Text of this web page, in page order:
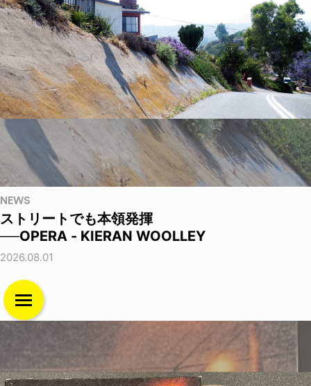
NEWS
ストリートでも本領発揮
──OPERA - KIERAN WOOLLEY
2026.08.01